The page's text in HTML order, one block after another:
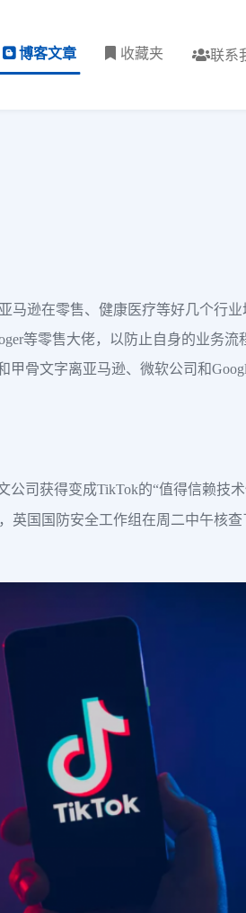
博客文章 收藏夹 联系
逊在零售、健康医疗等好几个行
等零售大佬，以防止自身的业务
骨文字离亚马逊、微软公司和
司获得变成TikTok的“值得信赖技术
英国国防安全工作组在周二中午核